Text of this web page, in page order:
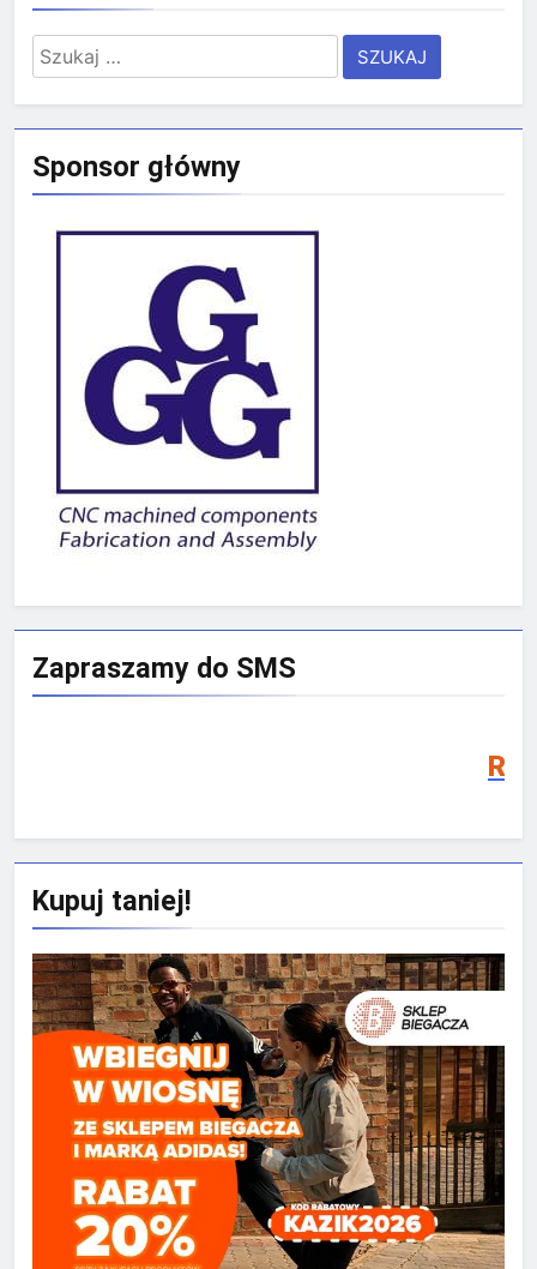
Szukaj:
Sponsor główny
Zapraszamy do SMS
Rekrutacja
Kupuj taniej!